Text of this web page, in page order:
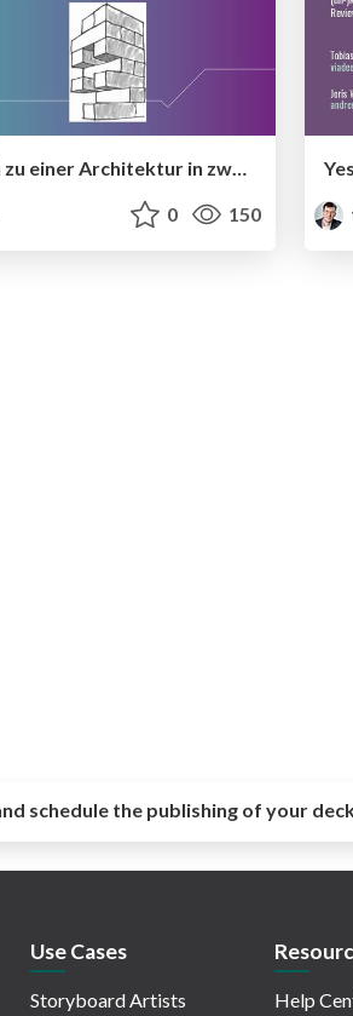
Wie komme ich zu einer Architektur in zwei Wochen? - Architekturbewertung in agilen Projekten
0 150
schedule the publishing of your
Use Cases
Storyboard Artists Help